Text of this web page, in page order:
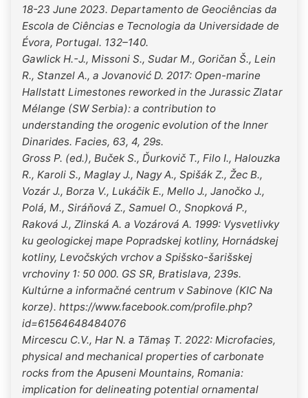
18-23 June 2023. Departamento de Geociências da
Escola de Ciências e Tecnologia da Universidade de
Évora, Portugal. 132–140.
Gawlick H.-J., Missoni S., Sudar M., Goričan Š., Lein
R., Stanzel A., a Jovanović D. 2017: Open-marine
Hallstatt Limestones reworked in the Jurassic Zlatar
Mélange (SW Serbia): a contribution to
understanding the orogenic evolution of the Inner
Dinarides. Facies, 63, 4, 29s.
Gross P. (ed.), Buček S., Ďurkovič T., Filo I., Halouzka
R., Karoli S., Maglay J., Nagy A., Spišák Z., Žec B.,
Vozár J., Borza V., Lukáčik E., Mello J., Janočko J.,
Polá, M., Siráňová Z., Samuel O., Snopková P.,
Raková J., Zlinská A. a Vozárová A. 1999: Vysvetlivky
ku geologickej mape Popradskej kotliny, Hornádskej
kotliny, Levočských vrchov a Spišsko-šarišskej
vrchoviny 1: 50 000. GS SR, Bratislava, 239s.
Kultúrne a informačné centrum v Sabinove (KIC Na
korze). https://www.facebook.com/profile.php?
id=61564648484076
Mircescu C.V., Har N. a Tămaș T. 2022: Microfacies,
physical and mechanical properties of carbonate
rocks from the Apuseni Mountains, Romania:
implication for delineating potential ornamental